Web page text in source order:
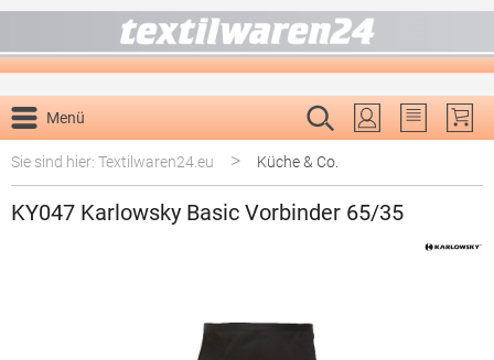
Menü
Du hast 0
Sie sind hier: Textilwaren24.eu
> Küche & Co.
KY047 Karlowsky Basic Vorbinder 65/35